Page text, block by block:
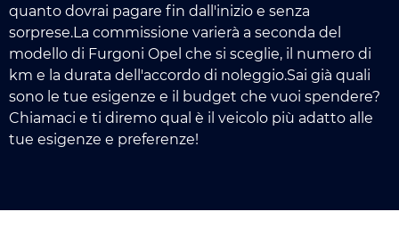
quanto dovrai pagare fin dall'inizio e senza
sorprese.La commissione varierà a seconda del
modello di Furgoni Opel che si sceglie, il numero di
km e la durata dell'accordo di noleggio.Sai già quali
sono le tue esigenze e il budget che vuoi spendere?
Chiamaci e ti diremo qual è il veicolo più adatto alle
tue esigenze e preferenze!